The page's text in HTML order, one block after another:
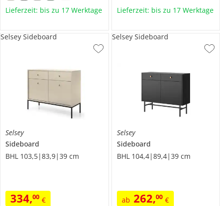
Lieferzeit: bis zu 17 Werktage Lieferzeit: bis zu 17 Werktage
Selsey
Sideboard
BHL 103,5|83,9|39 cm
334,00 €
Selsey Sideboard
Selsey
Sideboard
BHL 104,4|89,4|39 cm
ab 262,00 €
Selsey Sideboard